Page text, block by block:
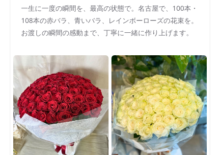
一生に一度の瞬間を、最高の状態で。名古屋で、100本・
108本の赤バラ、青いバラ、レインボーローズの花束を。
お渡しの瞬間の感動まで、丁寧に一緒に作り上げます。